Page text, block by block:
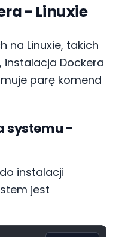
- Linuxie
na Linuxie, takich
instalacja Dockera
parę komend
systemu -
instalacji
jest